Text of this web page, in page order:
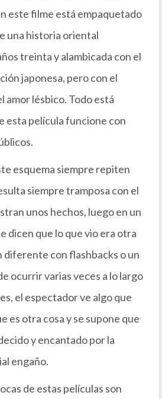
este filme está empaquetado
una historia oriental
treinta y alambicada con el
japonesa, pero con el
amor lésbico. Todo está
esta película funcione con
esquema siempre repiten
siempre tramposa con el
unos hechos, luego en un
dicen que lo que vio era otra
diferente con flashbacks o un
ocurrir varias veces a lo largo
el espectador ve algo que
es otra cosa y se supone que
y encantado por la
engaño.
de estas películas son